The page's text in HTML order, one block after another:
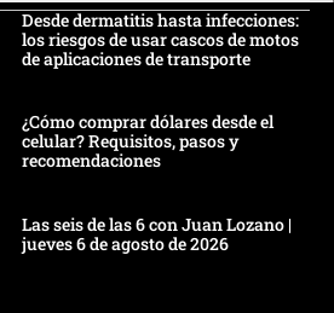
Desde dermatitis hasta infecciones:
los riesgos de usar cascos de motos
de aplicaciones de transporte
¿Cómo comprar dólares desde el
celular? Requisitos, pasos y
recomendaciones
Las seis de las 6 con Juan Lozano |
jueves 6 de agosto de 2026